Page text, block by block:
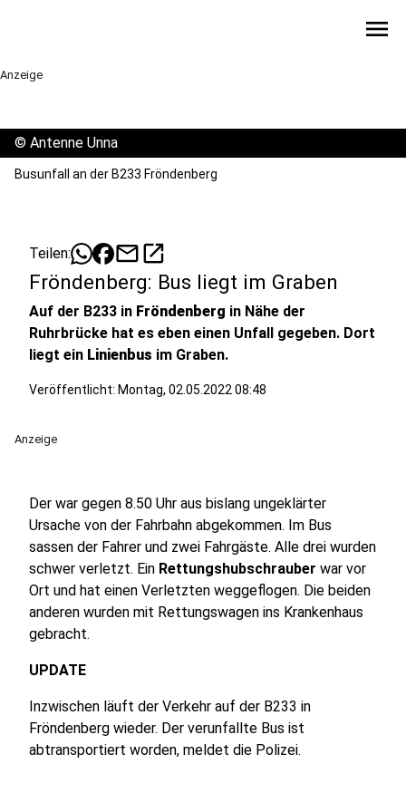
menu
Anzeige
© Antenne Unna
Busunfall an der B233 Fröndenberg
Teilen: mailopen_in_new
Fröndenberg: Bus liegt im Graben
Auf der B233 in Fröndenberg in Nähe der
Ruhrbrücke hat es eben einen Unfall gegeben. Dort
liegt ein Linienbus im Graben.
Veröffentlicht: Montag, 02.05.2022 08:48
Anzeige
Der war gegen 8.50 Uhr aus bislang ungeklärter
Ursache von der Fahrbahn abgekommen. Im Bus
sassen der Fahrer und zwei Fahrgäste. Alle drei wurden
schwer verletzt. Ein Rettungshubschrauber war vor
Ort und hat einen Verletzten weggeflogen. Die beiden
anderen wurden mit Rettungswagen ins Krankenhaus
gebracht.
UPDATE
Inzwischen läuft der Verkehr auf der B233 in
Fröndenberg wieder. Der verunfallte Bus ist
abtransportiert worden, meldet die Polizei.